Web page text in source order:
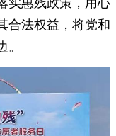
合法权益，将党和